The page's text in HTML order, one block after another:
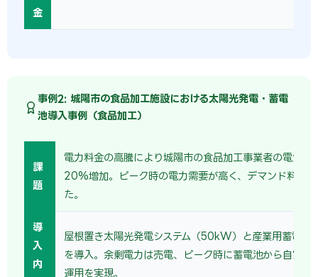
金
事例2: 城陽市の食品加工施設における太陽光発電・蓄電
池導入事例（食品加工）
課
題
電力料金の高騰により城陽市の食品加工事業者の電気代
20%増加。ピーク時の電力需要が高く、デマンド料金
た。
導
入
内
屋根置き太陽光発電システム（50kW）と産業用蓄電
を導入。余剰電力は売電、ピーク時に蓄電池から自家消
運用を実現。